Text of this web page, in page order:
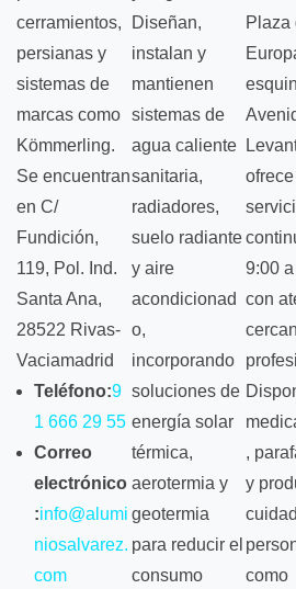
cerramientos,
persianas y
sistemas de
marcas como
Kömmerling.
Se encuentran
en C/
Fundición,
119, Pol. Ind.
Santa Ana,
28522 Rivas-
Vaciamadrid
Teléfono:9
1 666 29 55
Correo
electrónico
:info@alumi
niosalvarez.
com
Diseñan,
instalan y
mantienen
sistemas de
agua caliente
sanitaria,
radiadores,
suelo radiante
y aire
acondicionad
o,
incorporando
soluciones de
energía solar
térmica,
aerotermia y
geotermia
para reducir el
consumo
Plaza
9:00
con
,
y
como